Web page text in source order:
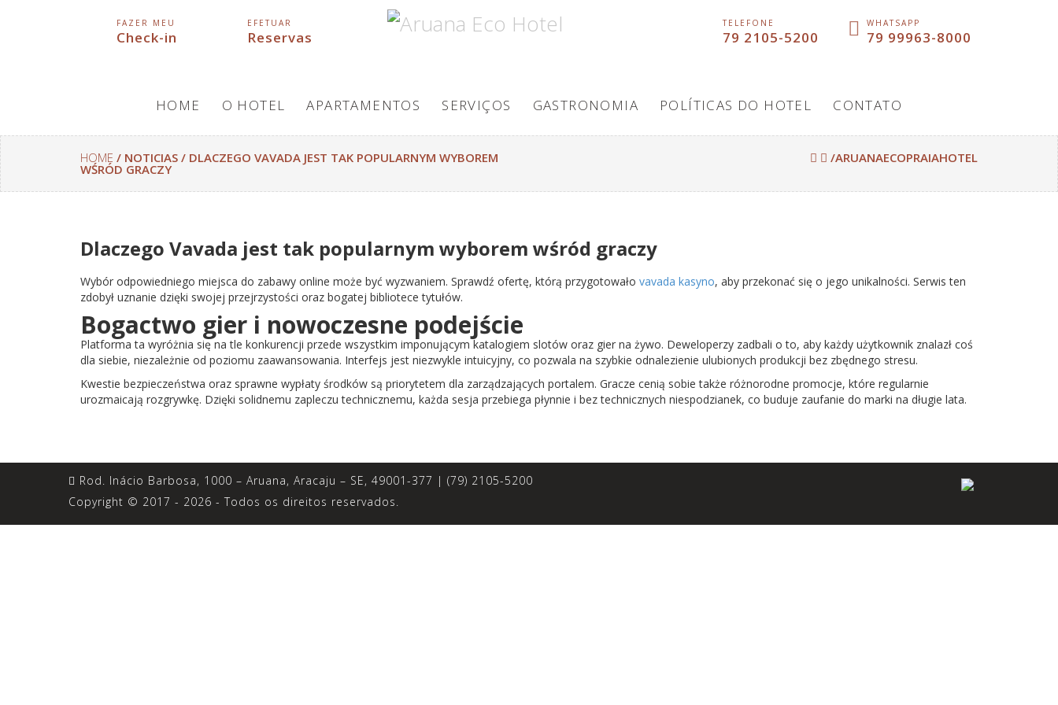
FAZER MEU
Check-in
EFETUAR
Reservas
TELEFONE
79 2105-5200
WHATSAPP
79 99963-8000
HOME O HOTEL APARTAMENTOS SERVIÇOS GASTRONOMIA POLÍTICAS DO HOTEL CONTATO
HOME / NOTICIAS / DLACZEGO VAVADA JEST TAK POPULARNYM WYBOREM
WŚRÓD GRACZY
/ARUANAECOPRAIAHOTEL
Dlaczego Vavada jest tak popularnym wyborem wśród graczy
Wybór odpowiedniego miejsca do zabawy online może być wyzwaniem. Sprawdź ofertę, którą przygotowało vavada kasyno, aby przekonać się o jego unikalności. Serwis ten
zdobył uznanie dzięki swojej przejrzystości oraz bogatej bibliotece tytułów.
Bogactwo gier i nowoczesne podejście
Platforma ta wyróżnia się na tle konkurencji przede wszystkim imponującym katalogiem slotów oraz gier na żywo. Deweloperzy zadbali o to, aby każdy użytkownik znalazł coś
dla siebie, niezależnie od poziomu zaawansowania. Interfejs jest niezwykle intuicyjny, co pozwala na szybkie odnalezienie ulubionych produkcji bez zbędnego stresu.
Kwestie bezpieczeństwa oraz sprawne wypłaty środków są priorytetem dla zarządzających portalem. Gracze cenią sobie także różnorodne promocje, które regularnie
urozmaicają rozgrywkę. Dzięki solidnemu zapleczu technicznemu, każda sesja przebiega płynnie i bez technicznych niespodzianek, co buduje zaufanie do marki na długie lata.
Rod. Inácio Barbosa, 1000 – Aruana, Aracaju – SE, 49001-377 | (79) 2105-5200
Copyright © 2017 - 2026 - Todos os direitos reservados.